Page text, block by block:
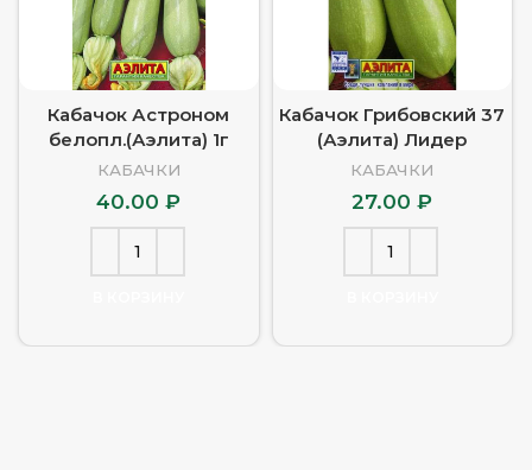
Кабачок Астроном
белопл.(Аэлита) 1г
КАБАЧКИ
40.00₽
Кабачок Грибовский 37
(Аэлита) Лидер
КАБАЧКИ
27.00₽